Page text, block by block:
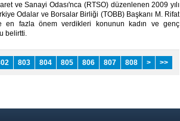
ve Sanayi Odası'nca (RTSO) düzenlenen 2009 yılı
Odalar ve Borsalar Birliği (TOBB) Başkanı M. Rifat
en fazla önem verdikleri konunun kadın ve genç
belirtti.
803 804 805 806 807 808 > >>